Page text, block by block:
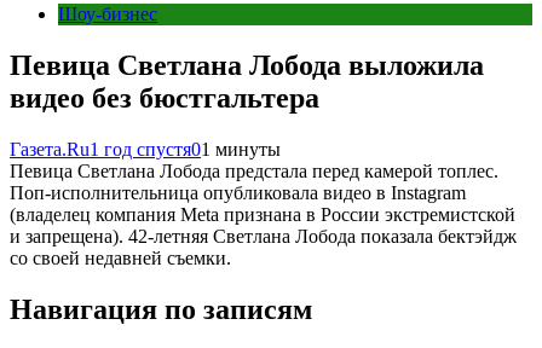
Шоу-бизнес
Певица Светлана Лобода выложила
видео без бюстгальтера
Газета.Ru1 год спустя01 минуты
Певица Светлана Лобода предстала перед камерой топлес.
Поп-исполнительница опубликовала видео в Instagram
(владелец компания Meta признана в России экстремистской
и запрещена). 42-летняя Светлана Лобода показала бектэйдж
со своей недавней съемки.
Навигация по записям